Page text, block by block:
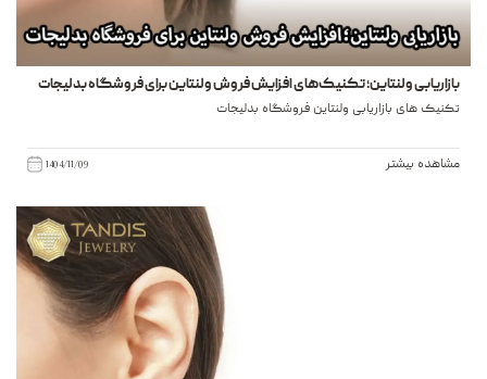
بازاریابی ولنتاین؛ تکنیک‌های افزایش فروش ولنتاین برای فروشگاه بدلیجات
تکنیک های بازاریابی ولنتاین فروشگاه بدلیجات
مشاهده بیشتر 1404/11/09